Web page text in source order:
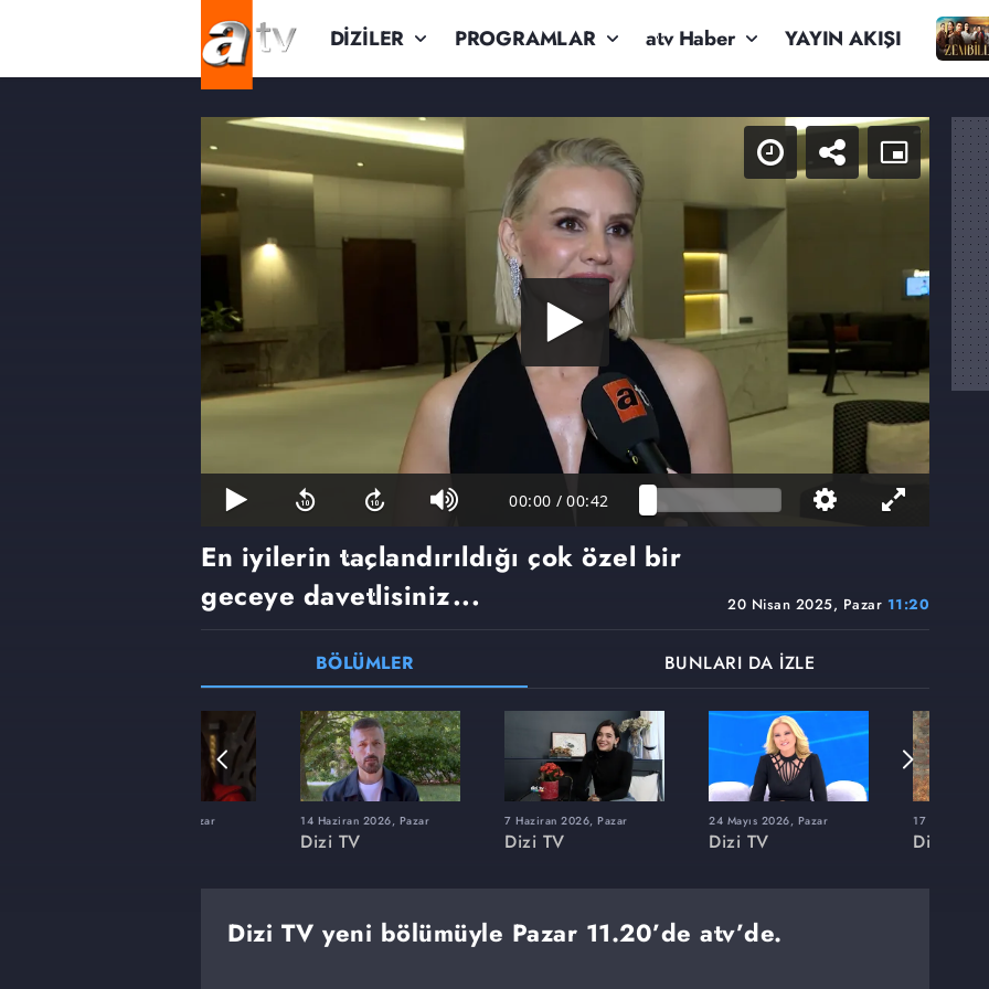
DİZİLER PROGRAMLAR atv Haber YAYIN AKIŞI
00:00 / 00:42
20 Nisan 2025, Pazar 11:20
En iyilerin taçlandırıldığı çok özel bir
geceye davetlisiniz...
BÖLÜMLER BUNLARI DA İZLE
22 Şubat 2026, Pazar 14 Haziran 2026, Pazar
Dizi TV
7 Haziran 2026, Pazar
Dizi TV
24 Mayıs 2026, Pazar
Dizi TV
17 Mayıs
Dizi TV
Dizi TV yeni bölümüyle Pazar 11.20’de atv’de.